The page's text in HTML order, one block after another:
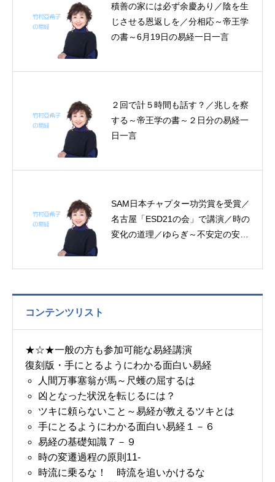
積善の家には必ず余慶あり／陰を生
じさせる恩返しを／分相応～帝王学
の書～6月19日の易経一日一言
２回で計５時間も話す？／兆しを察
する～帝王学の書～２日分の易経一
日一言
SAM日本チャプター功労賞を受賞／
名古屋「ESD21の会」で講演／時の
変化の道理／ゆらぎ～不安定の安定
コンテンツリスト
★☆★一般の方も参加可能な易経講演
復刻版・手にとるようにわかる面白い易経
人間万事塞翁が馬～尺蠖の屈するは
凶となった状況を転じるには？
ツキに頼らないこと～易経が教えるツキとは
手にとるようにわかる面白い易経１－６
易経の基礎知識７－９
時の変遷過程の原則11-
時流に乗るな！ 時流を追いかけるな